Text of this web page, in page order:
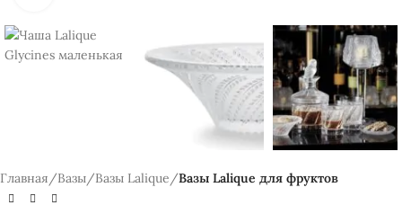
Главная Вазы Вазы Lalique Вазы Lalique для фруктов